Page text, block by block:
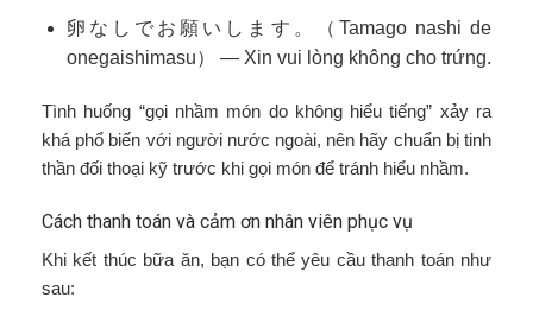
卵なしでお願いします。（Tamago nashi de
onegaishimasu） — Xin vui lòng không cho trứng.
Tình huống “gọi nhầm món do không hiểu tiếng” xảy ra
khá phổ biến với người nước ngoài, nên hãy chuẩn bị tinh
thần đối thoại kỹ trước khi gọi món để tránh hiểu nhầm.
Cách thanh toán và cảm ơn nhân viên phục vụ
Khi kết thúc bữa ăn, bạn có thể yêu cầu thanh toán như
sau: